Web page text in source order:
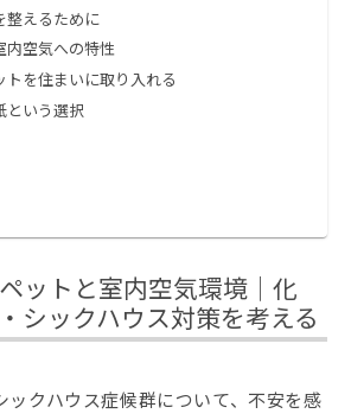
整えるために
内空気への特性
トを住まいに取り入れる
という選択
ットと室内空気環境｜化
シックハウス対策を考える
ックハウス症候群について、不安を感